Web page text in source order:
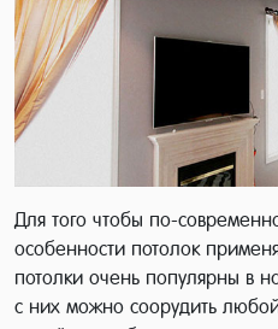
Для того чтобы по-
особенности потолок
потолки очень популярны в
с них можно соорудить